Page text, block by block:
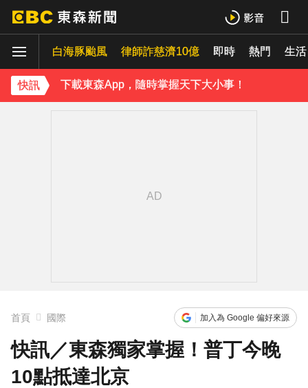
白海豚颱風 律師詐慈濟10億 即時 熱門 生活
快訊
八點檔女神美照遭放大腳趾！被酸「暗沉皺褶」本人無奈回應
下載東森App，隨時掌握天下大小事！
首頁 國際 加入為 Google 偏好來源
快訊／東森獨家掌握！普丁今晚
10點抵達北京